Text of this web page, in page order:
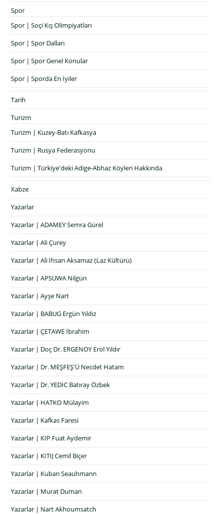
Spor
Spor | Soçi Kış Olimpiyatları
Spor | Spor Dalları
Spor | Spor Genel Konular
Spor | Sporda En İyiler
Tarih
Turizm
Turizm | Kuzey-Batı Kafkasya
Turizm | Rusya Federasyonu
Turizm | Türkiye'deki Adige-Abhaz Köyleri Hakkında
Xabze
Yazarlar
Yazarlar | ADAMEY Semra Gürel
Yazarlar | Ali Çurey
Yazarlar | Ali İhsan Aksamaz (Laz Kültürü)
Yazarlar | APSUWA Nilgün
Yazarlar | Ayşe Nart
Yazarlar | BABUG Ergün Yıldız
Yazarlar | ÇETAWE İbrahim
Yazarlar | Doç Dr. ERGENOY Erol Yıldır
Yazarlar | Dr. MEŞFEŞ'Ü Necdet Hatam
Yazarlar | Dr. YEDİC Batıray Özbek
Yazarlar | HATKO Mülayim
Yazarlar | Kafkas Faresi
Yazarlar | KIP Fuat Aydemir
Yazarlar | KITIJ Cemil Biçer
Yazarlar | Kuban Seauhmann
Yazarlar | Murat Duman
Yazarlar | Nart Akhoumsatch